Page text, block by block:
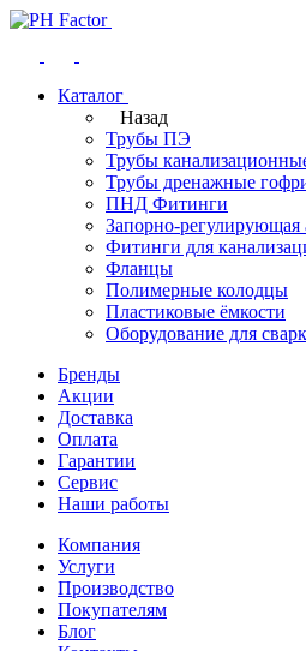
Каталог
Назад
Трубы ПЭ
Трубы
Трубы дренажные
ПНД Фитинги
Запорно-регулирующая
Фитинги для
Фланцы
Полимерные колодцы
Пластиковые ёмкости
Оборудование для
Бренды
Акции
Доставка
Оплата
Гарантии
Сервис
Наши работы
Компания
Услуги
Производство
Покупателям
Блог